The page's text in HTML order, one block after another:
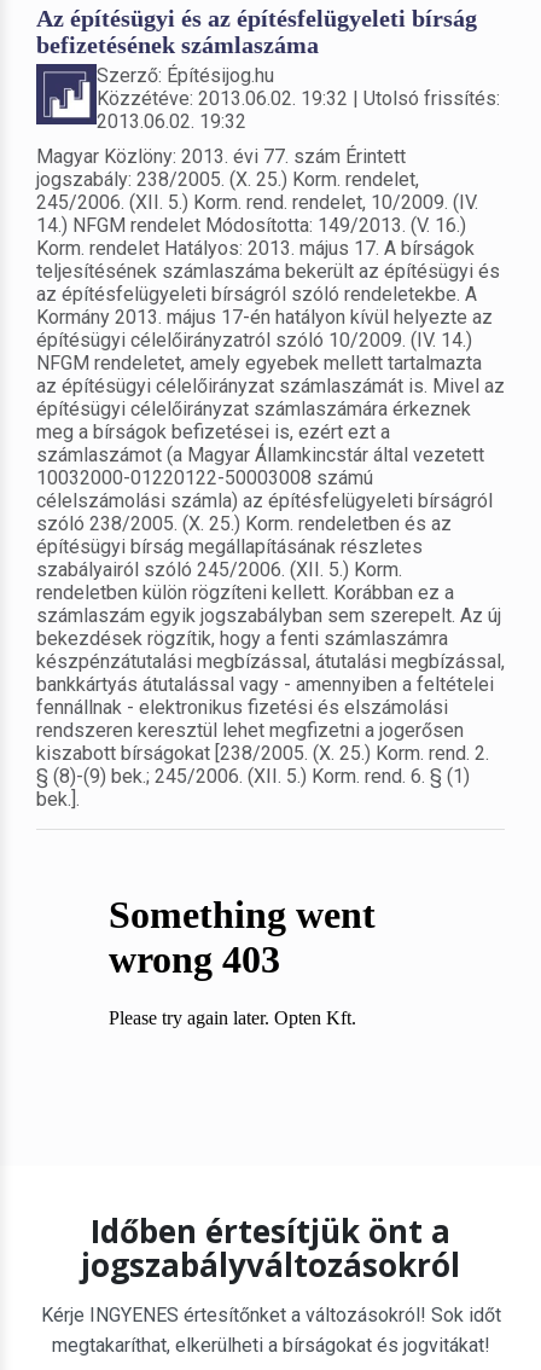
Az építésügyi és az építésfelügyeleti bírság
befizetésének számlaszáma
Szerző: Építésijog.hu
Közzétéve: 2013.06.02. 19:32 | Utolsó frissítés:
2013.06.02. 19:32
Magyar Közlöny: 2013. évi 77. szám Érintett
jogszabály: 238/2005. (X. 25.) Korm. rendelet,
245/2006. (XII. 5.) Korm. rend. rendelet, 10/2009. (IV.
14.) NFGM rendelet Módosította: 149/2013. (V. 16.)
Korm. rendelet Hatályos: 2013. május 17. A bírságok
teljesítésének számlaszáma bekerült az építésügyi és
az építésfelügyeleti bírságról szóló rendeletekbe. A
Kormány 2013. május 17-én hatályon kívül helyezte az
építésügyi célelőirányzatról szóló 10/2009. (IV. 14.)
NFGM rendeletet, amely egyebek mellett tartalmazta
az építésügyi célelőirányzat számlaszámát is. Mivel az
építésügyi célelőirányzat számlaszámára érkeznek
meg a bírságok befizetései is, ezért ezt a
számlaszámot (a Magyar Államkincstár által vezetett
10032000-01220122-50003008 számú
célelszámolási számla) az építésfelügyeleti bírságról
szóló 238/2005. (X. 25.) Korm. rendeletben és az
építésügyi bírság megállapításának részletes
szabályairól szóló 245/2006. (XII. 5.) Korm.
rendeletben külön rögzíteni kellett. Korábban ez a
számlaszám egyik jogszabályban sem szerepelt. Az új
bekezdések rögzítik, hogy a fenti számlaszámra
készpénzátutalási megbízással, átutalási megbízással,
bankkártyás átutalással vagy - amennyiben a feltételei
fennállnak - elektronikus fizetési és elszámolási
rendszeren keresztül lehet megfizetni a jogerősen
kiszabott bírságokat [238/2005. (X. 25.) Korm. rend. 2.
§ (8)-(9) bek.; 245/2006. (XII. 5.) Korm. rend. 6. § (1)
bek.].
Időben értesítjük önt a
jogszabályváltozásokról
Kérje INGYENES értesítőnket a változásokról! Sok időt
megtakaríthat, elkerülheti a bírságokat és jogvitákat!